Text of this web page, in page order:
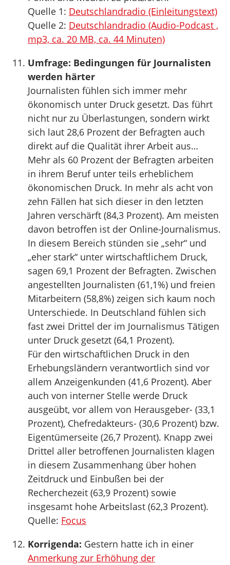
Quelle 1: Deutschlandradio (Einleitungstext)
Quelle 2: Deutschlandradio (Audio-Podcast ,
mp3, ca. 20 MB, ca. 44 Minuten)
Umfrage: Bedingungen für Journalisten
werden härter
Journalisten fühlen sich immer mehr
ökonomisch unter Druck gesetzt. Das führt
nicht nur zu Überlastungen, sondern wirkt
sich laut 28,6 Prozent der Befragten auch
direkt auf die Qualität ihrer Arbeit aus…
Mehr als 60 Prozent der Befragten arbeiten
in ihrem Beruf unter teils erheblichem
ökonomischen Druck. In mehr als acht von
zehn Fällen hat sich dieser in den letzten
Jahren verschärft (84,3 Prozent). Am meisten
davon betroffen ist der Online-Journalismus.
In diesem Bereich stünden sie „sehr“ und
„eher stark“ unter wirtschaftlichem Druck,
sagen 69,1 Prozent der Befragten. Zwischen
angestellten Journalisten (61,1%) und freien
Mitarbeitern (58,8%) zeigen sich kaum noch
Unterschiede. In Deutschland fühlen sich
fast zwei Drittel der im Journalismus Tätigen
unter Druck gesetzt (64,1 Prozent).
Für den wirtschaftlichen Druck in den
Erhebungsländern verantwortlich sind vor
allem Anzeigenkunden (41,6 Prozent). Aber
auch von interner Stelle werde Druck
ausgeübt, vor allem von Herausgeber- (33,1
Prozent), Chefredakteurs- (30,6 Prozent) bzw.
Eigentümerseite (26,7 Prozent). Knapp zwei
Drittel aller betroffenen Journalisten klagen
in diesem Zusammenhang über hohen
Zeitdruck und Einbußen bei der
Recherchezeit (63,9 Prozent) sowie
insgesamt hohe Arbeitslast (62,3 Prozent).
Quelle: Focus
Korrigenda: Gestern hatte ich in einer
Anmerkung zur Erhöhung der